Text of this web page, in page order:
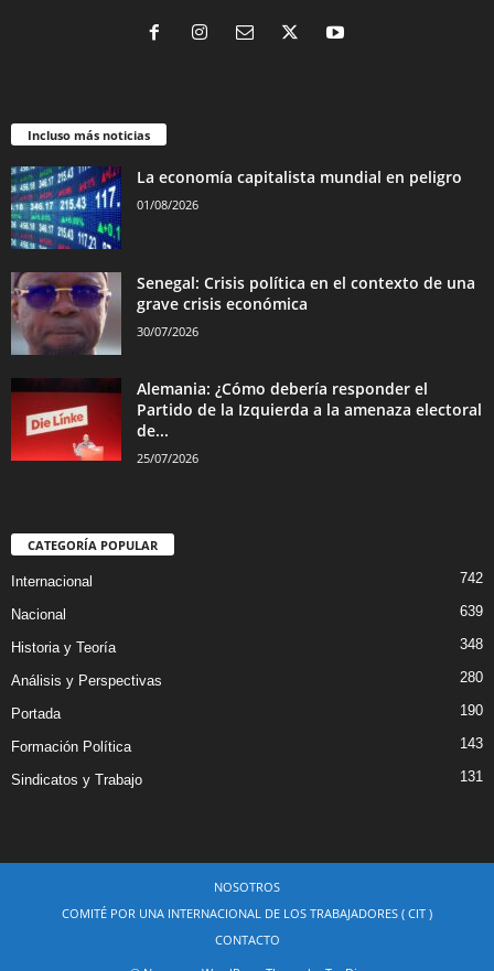
Incluso más noticias
La economía capitalista mundial en peligro
01/08/2026
Senegal: Crisis política en el contexto de una
grave crisis económica
30/07/2026
Alemania: ¿Cómo debería responder el
Partido de la Izquierda a la amenaza electoral
de...
25/07/2026
CATEGORÍA POPULAR
Internacional 742
Nacional 639
Historia y Teoría 348
Análisis y Perspectivas 280
Portada 190
Formación Política 143
Sindicatos y Trabajo 131
NOSOTROS
COMITÉ POR UNA INTERNACIONAL DE LOS TRABAJADORES ( CIT )
CONTACTO